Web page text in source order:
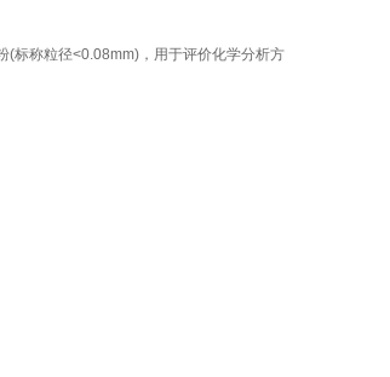
(标称粒径<0.08mm)，用于评价化学分析方